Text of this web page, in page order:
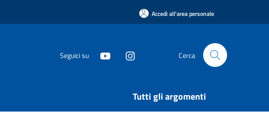
Accedi all'area personale
Seguici su Cerca
Tutti gli argomenti